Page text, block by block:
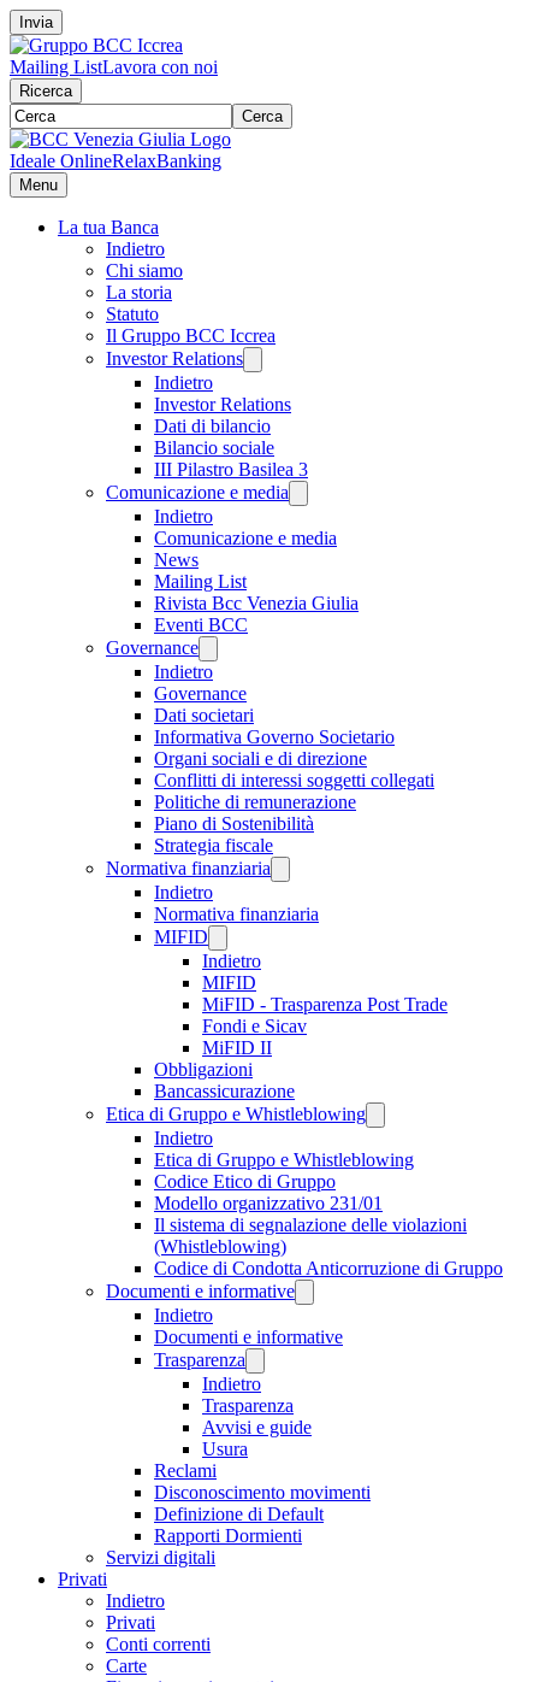
Invia
Mailing ListLavora con noi
Ricerca
Cerca
Ideale OnlineRelaxBanking
Menu
La tua Banca
Indietro
Chi siamo
La storia
Statuto
Il Gruppo BCC Iccrea
Investor Relations
Indietro
Investor Relations
Dati di bilancio
Bilancio sociale
III Pilastro Basilea 3
Comunicazione e media
Indietro
Comunicazione e media
News
Mailing List
Rivista Bcc Venezia Giulia
Eventi BCC
Governance
Indietro
Governance
Dati societari
Informativa Governo Societario
Organi sociali e di direzione
Conflitti di interessi soggetti collegati
Politiche di remunerazione
Piano di Sostenibilità
Strategia fiscale
Normativa finanziaria
Indietro
Normativa finanziaria
MIFID
Indietro
MIFID
MiFID - Trasparenza Post Trade
Fondi e Sicav
MiFID II
Obbligazioni
Bancassicurazione
Etica di Gruppo e Whistleblowing
Indietro
Etica di Gruppo e Whistleblowing
Codice Etico di Gruppo
Modello organizzativo 231/01
Il sistema di segnalazione delle violazioni
(Whistleblowing)
Codice di Condotta Anticorruzione di Gruppo
Documenti e informative
Indietro
Documenti e informative
Trasparenza
Indietro
Trasparenza
Avvisi e guide
Usura
Reclami
Disconoscimento movimenti
Definizione di Default
Rapporti Dormienti
Servizi digitali
Privati
Indietro
Privati
Conti correnti
Carte